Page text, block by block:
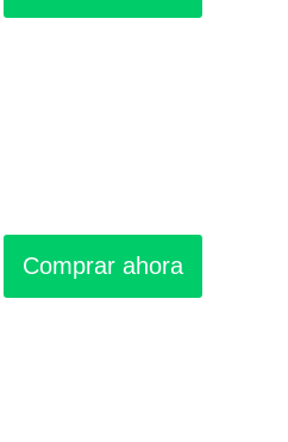
Comprar ahora